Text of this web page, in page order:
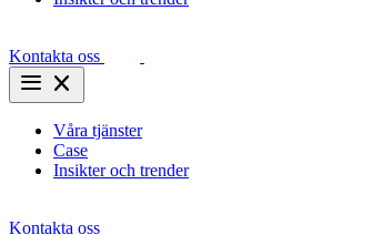
Kontakta oss
menu close
Våra tjänster
Case
Insikter och trender
Kontakta oss